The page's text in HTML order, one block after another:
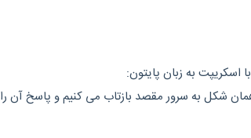
شکل به سرور مقصد بازتاب می کنیم و پاسخ آن را